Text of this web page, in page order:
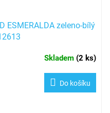
ESMERALDA zeleno-bílý
Skladem (2 ks)
Do košíku